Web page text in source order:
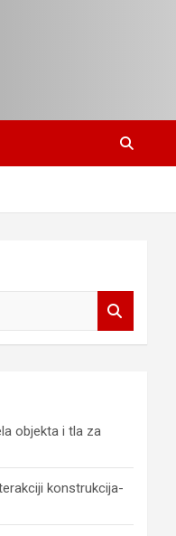
objekta i tla za
konstrukcija-